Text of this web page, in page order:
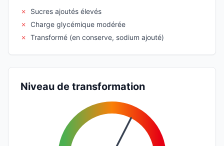
✗
Sucres ajoutés élevés
✗
Charge glycémique modérée
✗ Transformé (en conserve, sodium ajouté)
Niveau de transformation